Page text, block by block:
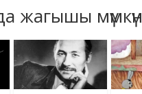
жагышы мүмкүн